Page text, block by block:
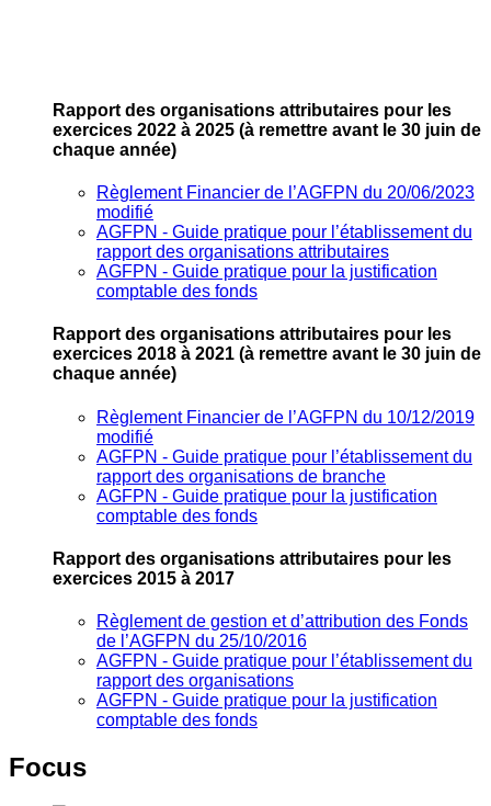
Rapport des organisations attributaires pour les
exercices 2022 à 2025 (à remettre avant le 30 juin de
chaque année)
Règlement Financier de l’AGFPN du 20/06/2023
modifié
AGFPN ‐ Guide pratique pour l’établissement du
rapport des organisations attributaires
AGFPN ‐ Guide pratique pour la justification
comptable des fonds
Rapport des organisations attributaires pour les
exercices 2018 à 2021 (à remettre avant le 30 juin de
chaque année)
Règlement Financier de l’AGFPN du 10/12/2019
modifié
AGFPN ‐ Guide pratique pour l’établissement du
rapport des organisations de branche
AGFPN ‐ Guide pratique pour la justification
comptable des fonds
Rapport des organisations attributaires pour les
exercices 2015 à 2017
Règlement de gestion et d’attribution des Fonds
de l’AGFPN du 25/10/2016
AGFPN ‐ Guide pratique pour l’établissement du
rapport des organisations
AGFPN ‐ Guide pratique pour la justification
comptable des fonds
Focus